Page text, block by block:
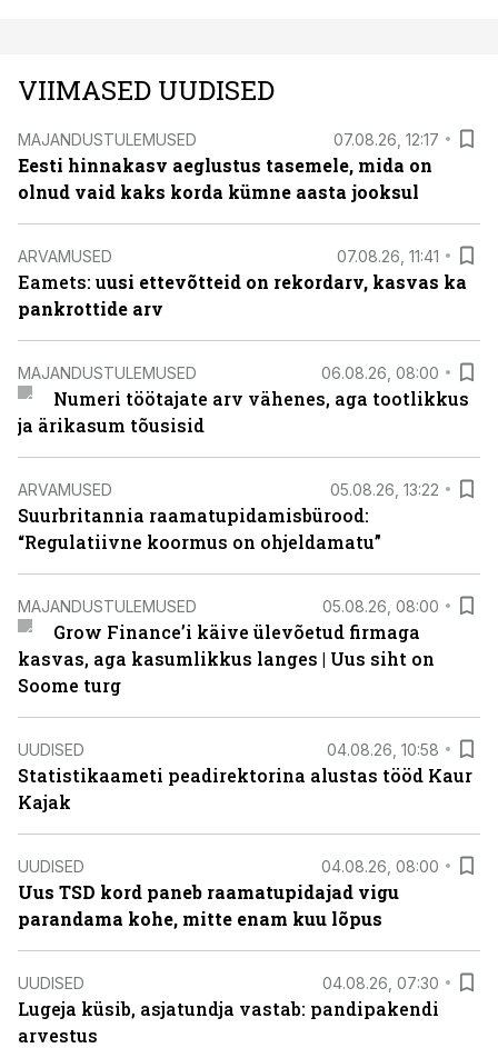
VIIMASED UUDISED
MAJANDUSTULEMUSED 07.08.26, 12:17
Eesti hinnakasv aeglustus tasemele, mida on
olnud vaid kaks korda kümne aasta jooksul
ARVAMUSED 07.08.26, 11:41
Eamets: uusi ettevõtteid on rekordarv, kasvas ka
pankrottide arv
MAJANDUSTULEMUSED 06.08.26, 08:00
Numeri töötajate arv vähenes, aga tootlikkus
ja ärikasum tõusisid
ARVAMUSED 05.08.26, 13:22
Suurbritannia raamatupidamisbürood:
“Regulatiivne koormus on ohjeldamatu”
MAJANDUSTULEMUSED 05.08.26, 08:00
Grow Finance’i käive ülevõetud firmaga
kasvas, aga kasumlikkus langes | Uus siht on
Soome turg
UUDISED 04.08.26, 10:58
Statistikaameti peadirektorina alustas tööd Kaur
Kajak
UUDISED 04.08.26, 08:00
Uus TSD kord paneb raamatupidajad vigu
parandama kohe, mitte enam kuu lõpus
UUDISED 04.08.26, 07:30
Lugeja küsib, asjatundja vastab: pandipakendi
arvestus